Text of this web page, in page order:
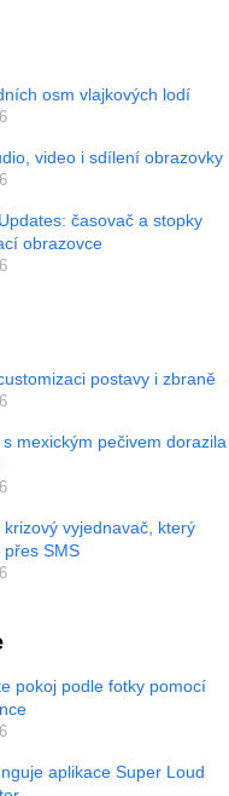
osm vlajkových lodí
video i sdílení obrazovky
časovač a stopky
obrazovce
postavy i zbraně
mexickým pečivem dorazila
vyjednavač, který
SMS
pokoj podle fotky pomocí
aplikace Super Loud